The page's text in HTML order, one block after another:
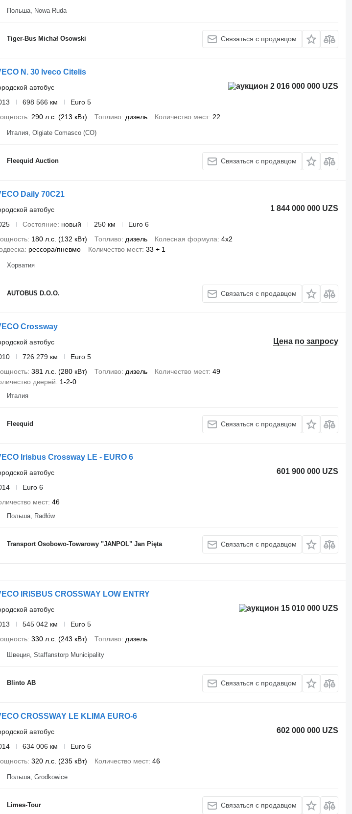
Польша, Nowa Ruda
Tiger-Bus Michał Osowski Связаться с продавцом
N. 30 Iveco Citelis
2 016 000 000 UZS
автобус
698 566 км
Euro 5
290 л.с. (213 кВт) Топливо дизель Количество мест 22
Италия, Olgiate Comasco (CO)
Fleequid Auction Связаться с продавцом
Daily 70C21
1 844 000 000 UZS
автобус
Состояние новый 250 км
Euro 6
180 л.с. (132 кВт) Топливо дизель Колесная формула 4x2
рессора/пневмо Количество мест 33 + 1
Хорватия
AUTOBUS D.O.O. Связаться с продавцом
Crossway
Цена по запросу
автобус
726 279 км
Euro 5
381 л.с. (280 кВт) Топливо дизель Количество мест 49
дверей
1-2-0
Италия
Fleequid Связаться с продавцом
Irisbus Crossway LE - EURO 6
601 900 000 UZS
автобус
Euro 6
мест 46
Польша, Radłów
Transport Osobowo-Towarowy "JANPOL" Jan Pięta Связаться с продавцом
IRISBUS CROSSWAY LOW ENTRY
15 010 000 UZS
автобус
545 042 км
Euro 5
330 л.с. (243 кВт) Топливо дизель
Швеция, Staffanstorp Municipality
Blinto AB Связаться с продавцом
CROSSWAY LE KLIMA EURO-6
602 000 000 UZS
автобус
634 006 км
Euro 6
320 л.с. (235 кВт) Количество мест 46
Польша, Grodkowice
Limes-Tour Связаться с продавцом